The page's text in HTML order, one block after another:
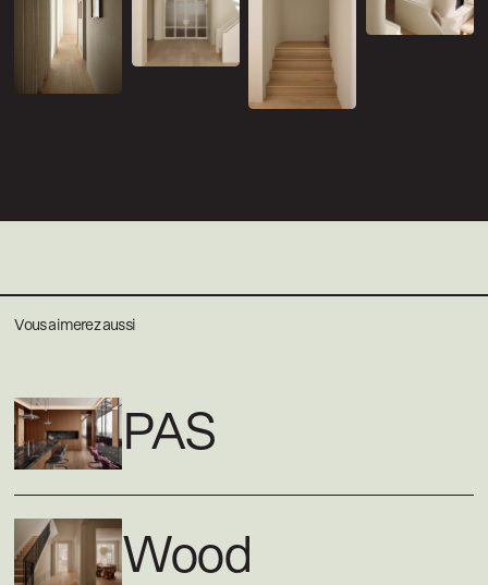
Vous aimerez aussi
PAS
Wood